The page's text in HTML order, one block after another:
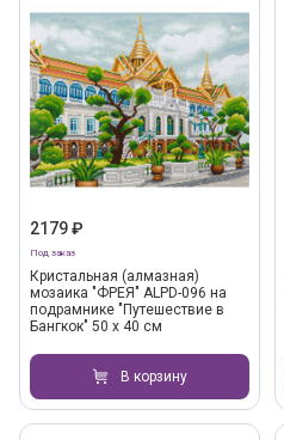
2179 ₽
Под заказ
Кристальная (алмазная)
мозаика "ФРЕЯ" ALPD-096 на
подрамнике "Путешествие в
Бангкок" 50 х 40 см
В корзину